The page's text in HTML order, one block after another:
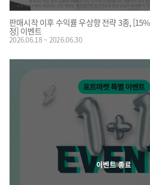
판매시작 이후 수익률 우상향 전략 3종,
정] 이벤트
2026.06.18 ~ 2026.06.30
이벤트 종료